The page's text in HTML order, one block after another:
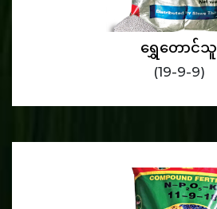
ရွှေတောင်သူ
(19-9-9)